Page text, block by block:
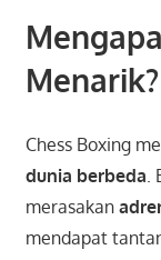
Menarik?
Chess Boxing
dunia berbeda
merasakan
mendapat